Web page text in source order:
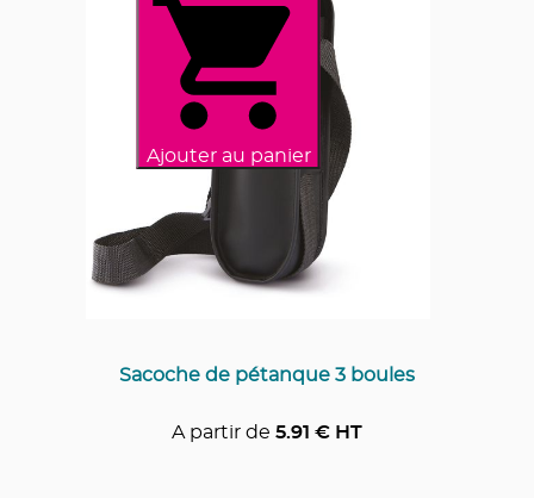
Ajouter au panier
Sacoche de pétanque 3 boules
A partir de 5.91 € HT